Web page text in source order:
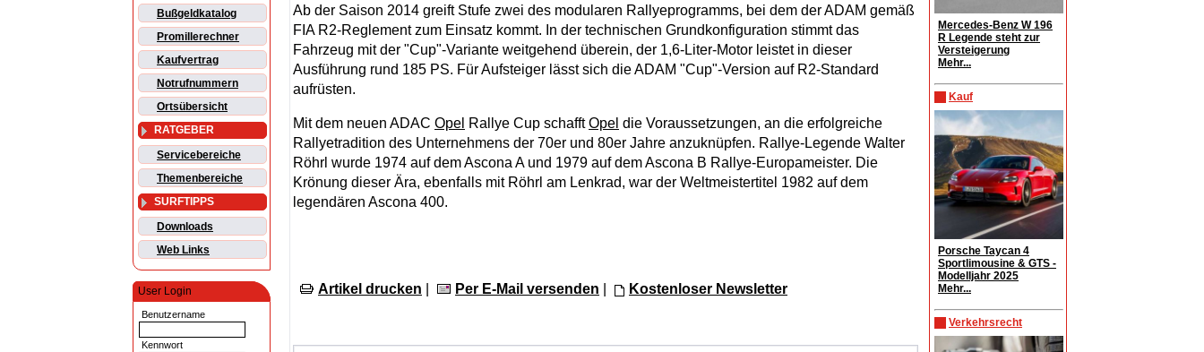
Bußgeldkatalog
Promillerechner
Kaufvertrag
Notrufnummern
Ortsübersicht
RATGEBER
Servicebereiche
Themenbereiche
SURFTIPPS
Downloads
Web Links
User Login
Benutzername
Kennwort
Mercedes-Benz W 196
R Legende steht zur
Versteigerung
Mehr...
Kauf
Porsche Taycan 4
Sportlimousine & GTS -
Modelljahr 2025
Mehr...
Verkehrsrecht
Ab der Saison 2014 greift Stufe zwei des modularen Rallyeprogramms, bei dem der ADAM gemäß
FIA R2-Reglement zum Einsatz kommt. In der technischen Grundkonfiguration stimmt das
Fahrzeug mit der "Cup"-Variante weitgehend überein, der 1,6-Liter-Motor leistet in dieser
Ausführung rund 185 PS. Für Aufsteiger lässt sich die ADAM "Cup"-Version auf R2-Standard
aufrüsten.
Mit dem neuen ADAC Opel Rallye Cup schafftOpel die Voraussetzungen, an die erfolgreiche
Rallyetradition des Unternehmens der 70er und 80er Jahre anzuknüpfen. Rallye-Legende Walter
Röhrl wurde 1974 auf dem Ascona A und 1979 auf dem Ascona B Rallye-Europameister. Die
Krönung dieser Ära, ebenfalls mit Röhrl am Lenkrad, war der Weltmeistertitel 1982 auf dem
legendären Ascona 400.
Artikel drucken Per E-Mail versenden Kostenloser Newsletter